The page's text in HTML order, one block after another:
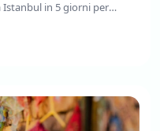
Istanbul in 5 giorni per
Leggi la guida per